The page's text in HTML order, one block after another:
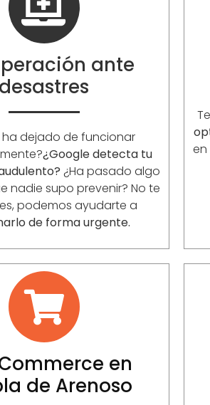
ante
desastres
ha dejado de funcionar
¿Google detecta tu
¿Ha pasado algo
nadie supo prevenir? No te
podemos ayudarte a
de forma urgente.
en
en
de Arenoso